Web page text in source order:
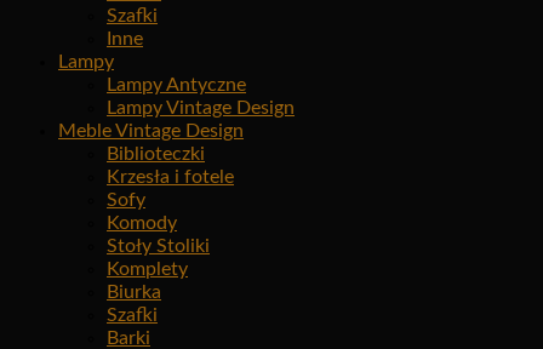
Szafki
Inne
Lampy
Lampy Antyczne
Lampy Vintage Design
Meble Vintage Design
Biblioteczki
Krzesła i fotele
Sofy
Komody
Stoły Stoliki
Komplety
Biurka
Szafki
Barki